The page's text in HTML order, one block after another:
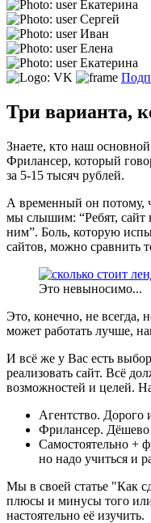
Екатерина
Сергей
Иван
Елена
Екатерина
Три варианта,
Знаете, кто наш
Фрилансер, который
за 5-15 тысяч рублей.
А временный он потому,
мы слышим: “Ребят, сайт
ним”. Боль, которую
сайтов, можно сравнить
Это невыносимо...
Это, конечно, не всегда,
может работать лучше,
И всё же у Вас есть
реализовать сайт. Всё
возможностей и целей.
Агентство. Дорого
Фрилансер. Дёшево
Самостоятельно +
но надо учиться и
Мы в своей статье "Как
плюсы и минусы того
настоятельно её изучить.